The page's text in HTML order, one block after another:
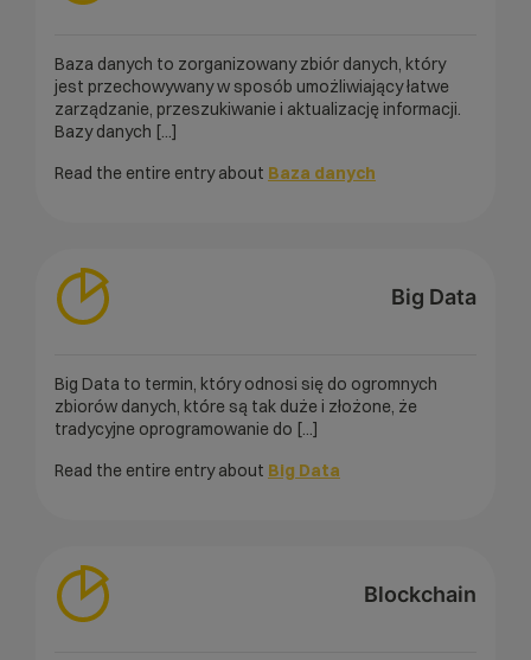
Baza danych to zorganizowany zbiór danych, który
jest przechowywany w sposób umożliwiający łatwe
zarządzanie, przeszukiwanie i aktualizację informacji.
Bazy danych [...]
Read the entire entry about Baza danych
Big Data
Big Data to termin, który odnosi się do ogromnych
zbiorów danych, które są tak duże i złożone, że
tradycyjne oprogramowanie do [...]
Read the entire entry about Big Data
Blockchain